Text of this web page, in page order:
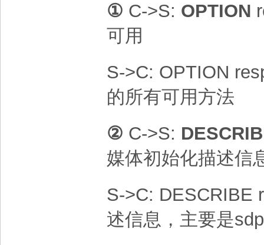
① C->S: OPTION
可用
S->C: OPTION
的所有可用方法
② C->S:
媒体初始化描述信
S->C: DESCRIBE
述信息，主要是sdp